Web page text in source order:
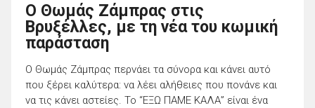
Ο Θωμάς Ζάμπρας στις
Βρυξέλλες, με τη νέα του κωμική
παράσταση
Ο Θωμάς Ζάμπρας περνάει τα σύνορα και κάνει αυτό
που ξέρει καλύτερα: να λέει αλήθειες που πονάνε και
να τις κάνει αστείες. Το “ΕΞΩ ΠΑΜΕ ΚΑΛΑ” είναι ένα